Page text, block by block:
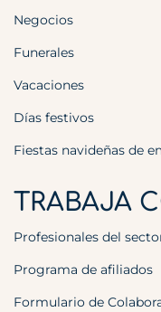
Negocios
Funerales
Vacaciones
Días festivos
Fiestas navideñas de
TRABAJA
Profesionales del
Programa de afiliados
Formulario de